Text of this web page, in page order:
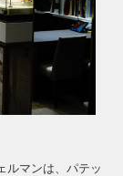
ルマンは、パテッ